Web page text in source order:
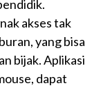
akses tak
yang bisa
bijak. Aplikasi
dapat